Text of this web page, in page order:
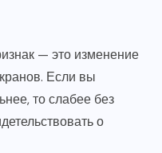
— это изменение
Если вы
то слабее без
о